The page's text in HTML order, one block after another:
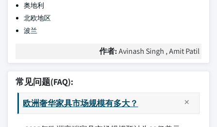
奥地利
北欧地区
波兰
作者:Avinash Singh , Amit Patil
常见问题(FAQ):
欧洲奢华家具市场规模有多大？